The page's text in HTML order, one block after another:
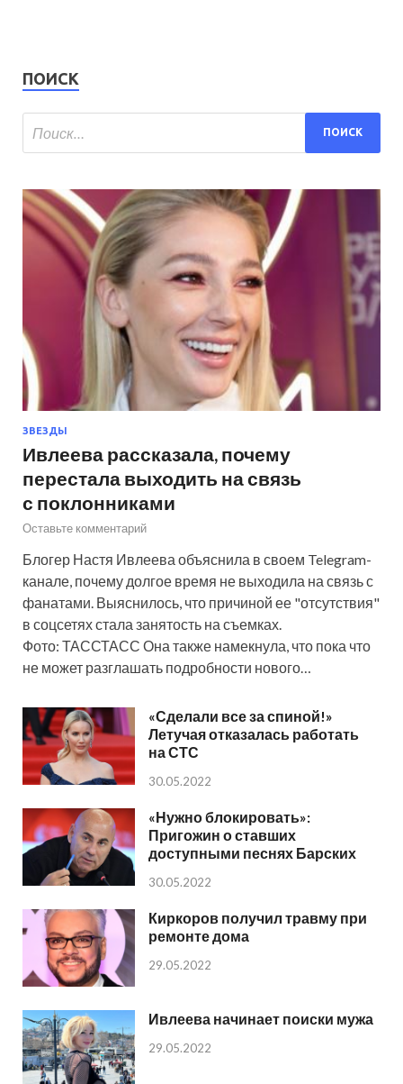
ПОИСК
ЗВЕЗДЫ
Ивлеева рассказала, почему
перестала выходить на связь
с поклонниками
Оставьте комментарий
Блогер Настя Ивлеева объяснила в своем Telegram-
канале, почему долгое время не выходила на связь с
фанатами. Выяснилось, что причиной ее "отсутствия"
в соцсетях стала занятость на съемках.
Фото: ТАССТАСС Она также намекнула, что пока что
не может разглашать подробности нового…
«Сделали все за спиной!»
Летучая отказалась работать
на СТС
30.05.2022
«Нужно блокировать»:
Пригожин о ставших
доступными песнях Барских
30.05.2022
Киркоров получил травму при
ремонте дома
29.05.2022
Ивлеева начинает поиски мужа
29.05.2022